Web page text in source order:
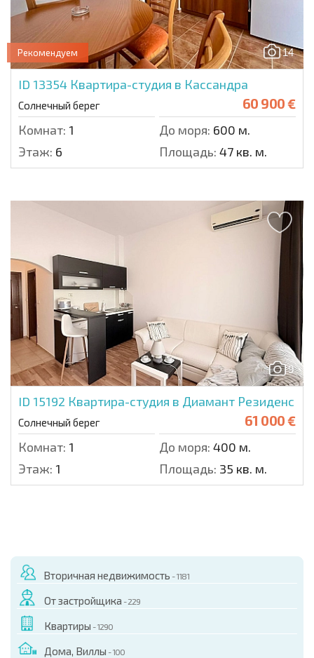
14
Рекомендуем
ID 13354 Квартира-студия в Кассандра
Солнечный берег 60 900 €
Комнат: 1 До моря: 600 м.
Этаж: 6 Площадь: 47 кв. м.
9
ID 15192 Квартира-студия в Диамант Резиденс
Солнечный берег 61 000 €
Комнат: 1 До моря: 400 м.
Этаж: 1 Площадь: 35 кв. м.
Вторичная недвижимость - 1181
От застройщика - 229
Квартиры - 1290
Дома, Виллы - 100